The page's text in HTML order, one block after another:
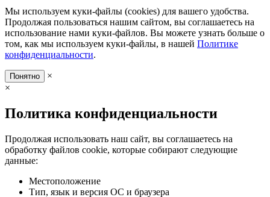
Мы используем куки-файлы (cookies) для вашего удобства.
Продолжая пользоваться нашим сайтом, вы соглашаетесь на
использование нами куки-файлов. Вы можете узнать больше о
том, как мы используем куки-файлы, в нашей Политике
конфиденциальности.
Понятно
×
×
Политика конфиденциальности
Продолжая использовать наш сайт, вы соглашаетесь на
обработку файлов cookie, которые собирают следующие
данные:
Местоположение
Тип, язык и версия ОС и браузера